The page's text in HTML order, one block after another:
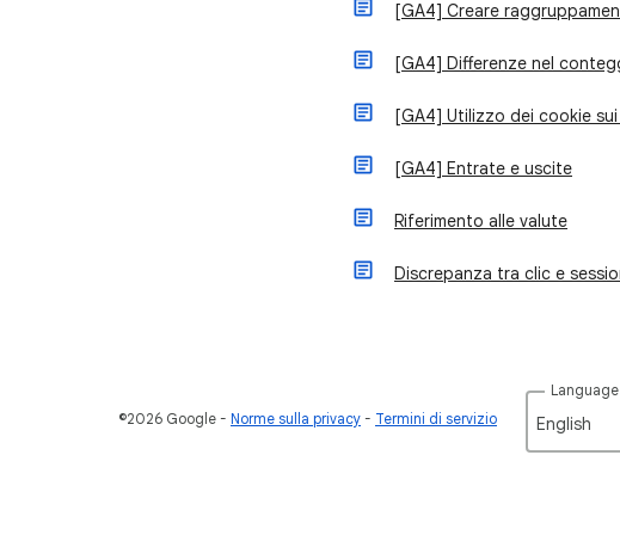
[GA4] Creare
[GA4] Differenze nel
[GA4] Utilizzo dei cookie
[GA4] Entrate e uscite
Riferimento alle valute
Discrepanza tra clic e
©2026 Google Norme sulla privacy Termini di servizio
Language
English‎